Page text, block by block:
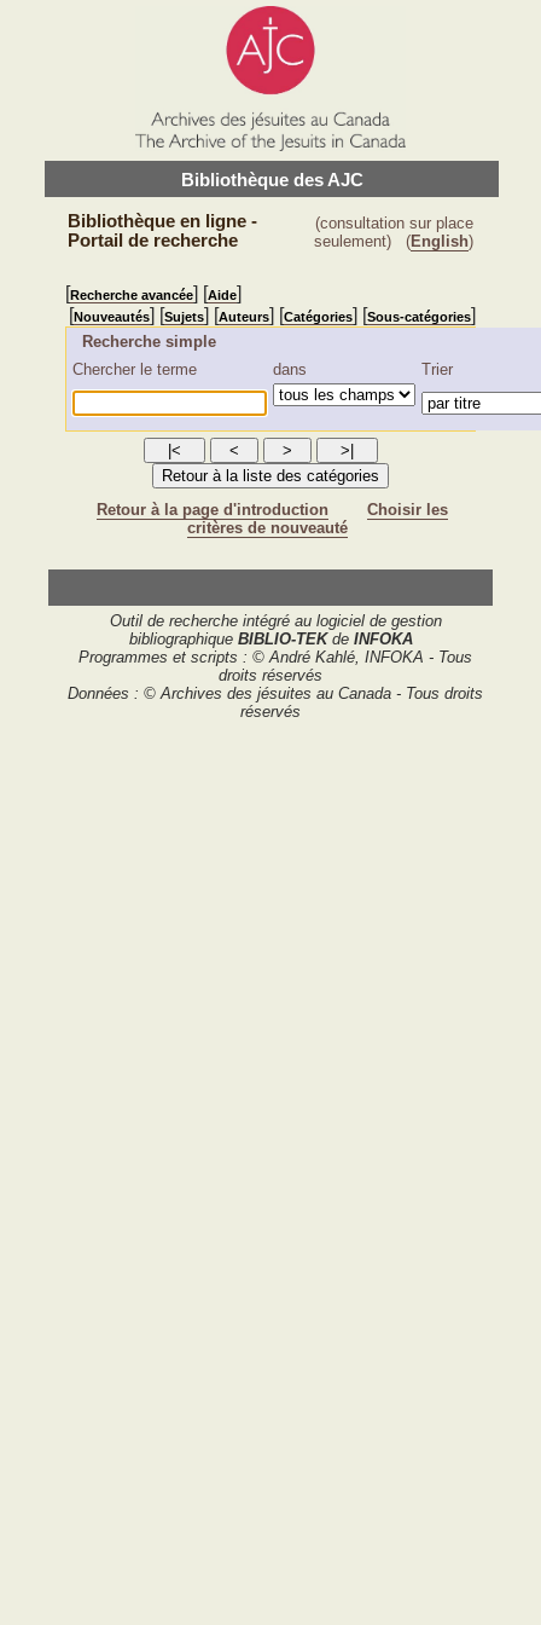
Bibliothèque des AJC
Bibliothèque en ligne -
Portail de recherche
(consultation sur place
seulement) (English)
[Recherche avancée] [Aide]
[Nouveautés] [Sujets] [Auteurs] [Catégories] [Sous-catégories]
Recherche simple
Chercher le terme
dans Trier
Retour à la page d'introduction
Choisir les
critères de nouveauté
Outil de recherche intégré au logiciel de gestion
bibliographique BIBLIO-TEKde INFOKA
Programmes et scripts : © André Kahlé, INFOKA - Tous
droits réservés
Données : © Archives des jésuites au Canada - Tous droits
réservés